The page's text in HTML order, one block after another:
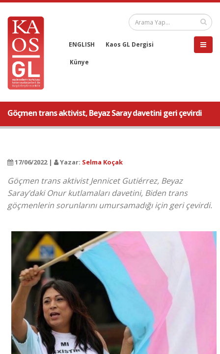
ENGLISH Kaos GL Dergisi
Künye
Göçmen trans aktivist, Beyaz Saray davetini geri çevirdi
17/06/2022 | Yazar: Selma Koçak
Göçmen trans aktivist Jennicet Gutiérrez, Beyaz
Saray’daki Onur kutlamaları davetini, Biden trans
göçmenlerin sorunlarını umursamadığı için geri çevirdi.